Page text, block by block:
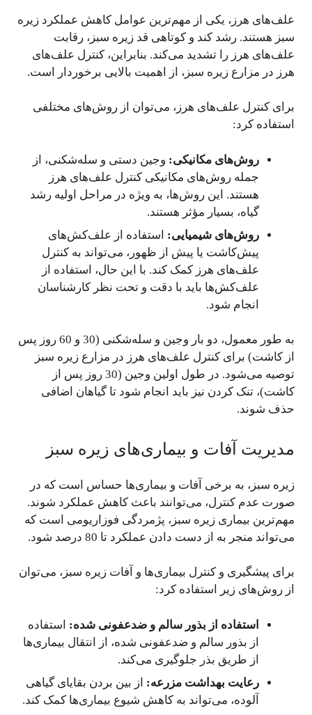
علف‌های هرز، یکی از مهم‌ترین عوامل کاهش عملکرد زیره
سبز هستند. رشد کند و کوتاهی قد زیره سبز، رقابت
علف‌های هرز را تشدید می‌کند. بنابراین، کنترل علف‌های
هرز در مزارع زیره سبز، از اهمیت بالایی برخوردار است.
برای کنترل علف‌های هرز، می‌توان از روش‌های مختلفی
استفاده کرد:
روش‌های مکانیکی: وجین دستی و سله‌شکنی، از
جمله روش‌های مکانیکی کنترل علف‌های هرز
هستند. این روش‌ها، به ویژه در مراحل اولیه رشد
گیاه، بسیار مؤثر هستند.
روش‌های شیمیایی: استفاده از علف‌کش‌های
پیش‌کاشت یا پیش از ظهور، می‌تواند به کنترل
علف‌های هرز کمک کند. با این حال، استفاده از
علف‌کش‌ها باید با دقت و تحت نظر کارشناسان
انجام شود.
به طور معمول، دو بار وجین و سله‌شکنی (30 و 60 روز پس
از کاشت) برای کنترل علف‌های هرز در مزارع زیره سبز
توصیه می‌شود. در طول اولین وجین (30 روز پس از
کاشت)، تنک کردن نیز باید انجام شود تا گیاهان اضافی
حذف شوند.
مدیریت آفات و بیماری‌های زیره سبز
زیره سبز، به برخی آفات و بیماری‌ها حساس است که در
صورت عدم کنترل، می‌توانند باعث کاهش عملکرد شوند.
مهم‌ترین بیماری زیره سبز، پژمردگی فوزاریومی است که
می‌تواند منجر به از دست دادن عملکرد تا 80 درصد شود.
برای پیشگیری و کنترل بیماری‌ها و آفات زیره سبز، می‌توان
از روش‌های زیر استفاده کرد:
استفاده از بذور سالم و ضدعفونی شده: استفاده
از بذور سالم و ضدعفونی شده، از انتقال بیماری‌ها
از طریق بذر جلوگیری می‌کند.
رعایت بهداشت مزرعه: از بین بردن بقایای گیاهی
آلوده، می‌تواند به کاهش شیوع بیماری‌ها کمک کند.